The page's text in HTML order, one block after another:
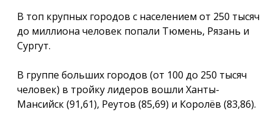
В топ крупных городов с населением от 250 тысяч
до миллиона человек попали Тюмень, Рязань и
Сургут.
В группе больших городов (от 100 до 250 тысяч
человек) в тройку лидеров вошли Ханты-
Мансийск (91,61), Реутов (85,69) и Королёв (83,86).